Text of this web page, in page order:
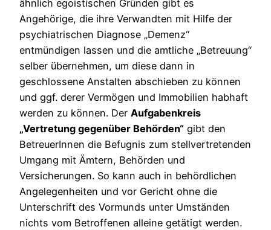
ähnlich egoistischen Gründen gibt es
Angehörige, die ihre Verwandten mit Hilfe der
psychiatrischen Diagnose „Demenz“
entmündigen lassen und die amtliche „Betreuung“
selber übernehmen, um diese dann in
geschlossene Anstalten abschieben zu können
und ggf. derer Vermögen und Immobilien habhaft
werden zu können. Der Aufgabenkreis
„Vertretung gegenüber Behörden“ gibt den
BetreuerInnen die Befugnis zum stellvertretenden
Umgang mit Ämtern, Behörden und
Versicherungen. So kann auch in behördlichen
Angelegenheiten und vor Gericht ohne die
Unterschrift des Vormunds unter Umständen
nichts vom Betroffenen alleine getätigt werden.